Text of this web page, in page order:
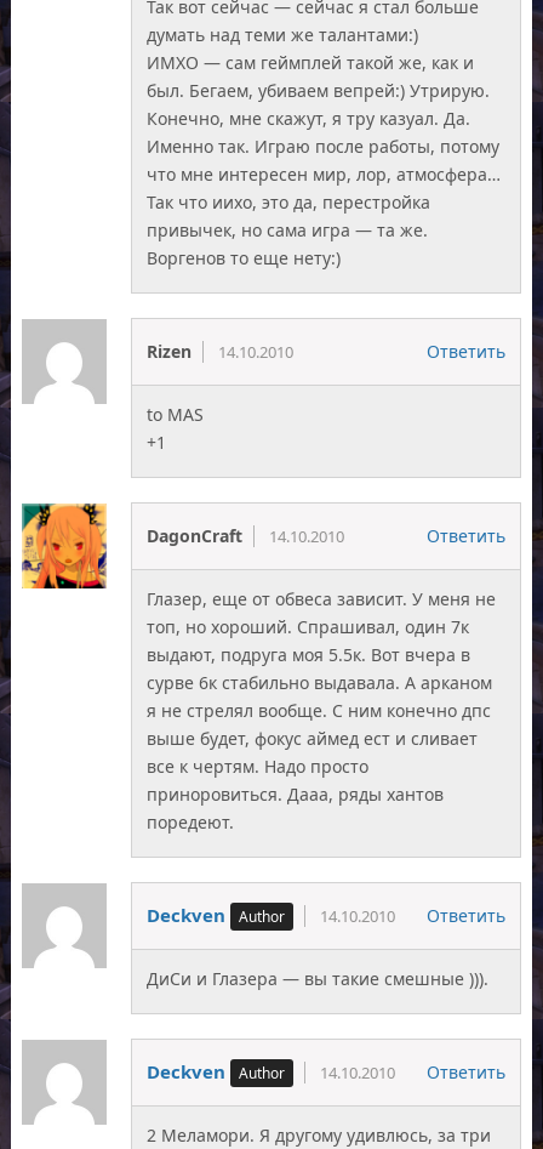
Так вот сейчас — сейчас я стал больше
думать над теми же талантами:)
ИМХО — сам геймплей такой же, как и
был. Бегаем, убиваем вепрей:) Утрирую.
Конечно, мне скажут, я тру казуал. Да.
Именно так. Играю после работы, потому
что мне интересен мир, лор, атмосфера…
Так что иихо, это да, перестройка
привычек, но сама игра — та же.
Воргенов то еще нету:)
Rizen 14.10.2010 Ответить
to MAS
+1
DagonCraft 14.10.2010 Ответить
Глазер, еще от обвеса зависит. У меня не
топ, но хороший. Спрашивал, один 7к
выдают, подруга моя 5.5к. Вот вчера в
сурве 6к стабильно выдавала. А арканом
я не стрелял вообще. С ним конечно дпс
выше будет, фокус аймед ест и сливает
все к чертям. Надо просто
приноровиться. Дааа, ряды хантов
поредеют.
Deckven 14.10.2010 Ответить
ДиСи и Глазера — вы такие смешные ))).
Deckven 14.10.2010 Ответить
2 Меламори. Я другому удивлюсь, за три